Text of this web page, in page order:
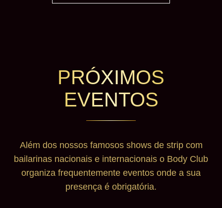
FAZER RESERVA
PRÓXIMOS
EVENTOS
Além dos nossos famosos shows de strip com
bailarinas nacionais e internacionais o Body Club
organiza frequentemente eventos onde a sua